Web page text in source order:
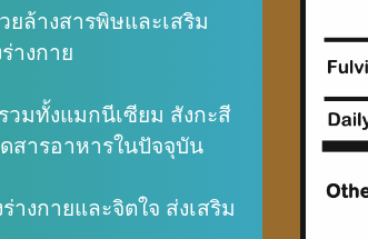
ล้างสารพิษและเสริม
างกาย
วมทั้งแมกนีเซียม สังกะสี
สารอาหารในปัจจุบัน
งกายและจิตใจ ส่งเสริม